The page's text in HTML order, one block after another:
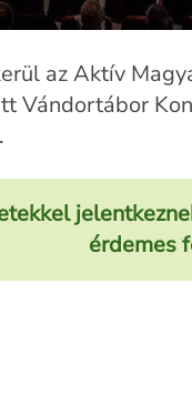
az Aktív
Vándortábor
érdemes